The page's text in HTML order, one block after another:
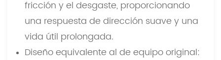
fricción y el desgaste, proporcionando
una respuesta de dirección suave y una
vida útil prolongada.
Diseño equivalente al de equipo original: